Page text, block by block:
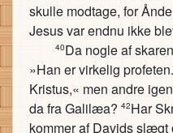
skulle modtage, for
Jesus var endnu ikke
40Da nogle af
»Han er virkelig
Kristus,« men andre
da fra Galilæa? 42Har
kommer af Davids slægt